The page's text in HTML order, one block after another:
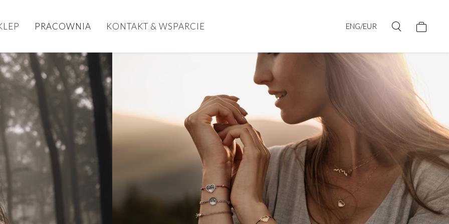
PRACOWNIA KONTAKT & WSPARCIE ENG/EUR